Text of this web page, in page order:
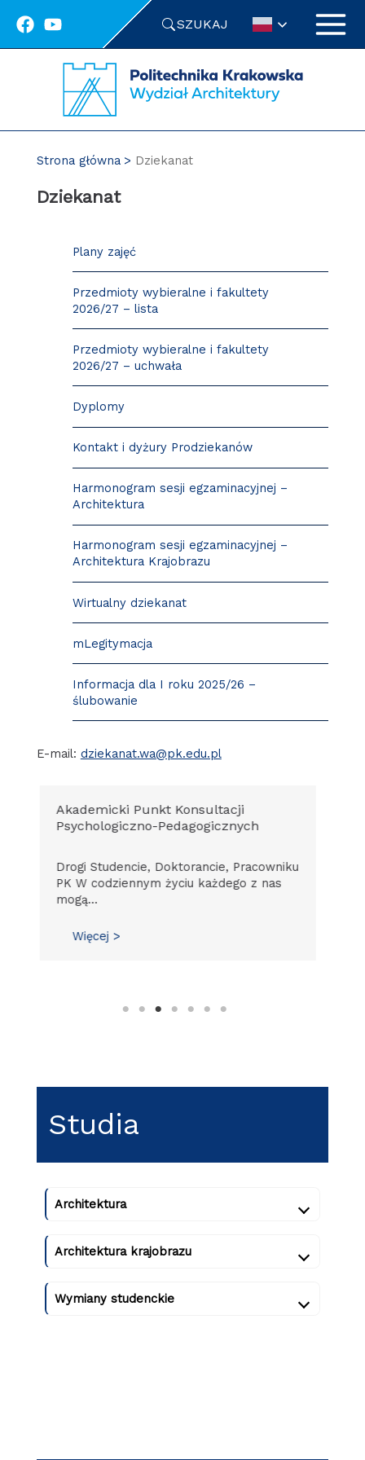
SZUKAJ
Strona główna Dziekanat
Dziekanat
Plany zajęć
Przedmioty wybieralne i fakultety
2026/27 – lista
Przedmioty wybieralne i fakultety
2026/27 – uchwała
Dyplomy
Kontakt i dyżury Prodziekanów
Harmonogram sesji egzaminacyjnej –
Architektura
Harmonogram sesji egzaminacyjnej –
Architektura Krajobrazu
Wirtualny dziekanat
mLegitymacja
Informacja dla I roku 2025/26 –
ślubowanie
E-mail: dziekanat.wa@pk.edu.pl
Akademicki Punkt Konsultacji
Psychologiczno-Pedagogicznych
Drogi Studencie, Doktorancie, Pracowniku
PK W codziennym życiu każdego z nas
mogą…
Więcej >
Studia
Architektura
Architektura krajobrazu
Wymiany studenckie